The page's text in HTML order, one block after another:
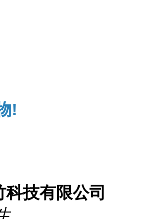
!
技有限公司